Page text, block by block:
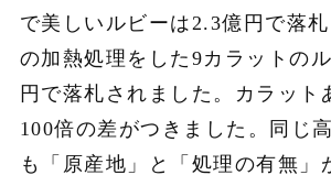
で美しいルビーは2.3億円で落
の加熱処理をした9カラットの
円で落札されました。カラット
100倍の差がつきました。同じ
も「原産地」と「処理の有無」